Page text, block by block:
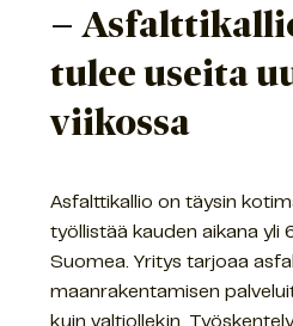
–
tulee useita
viikossa
Asfalttikallio on täysin
työllistää kauden aikana yli
Suomea. Yritys tarjoaa
maanrakentamisen
kuin valtiollekin.